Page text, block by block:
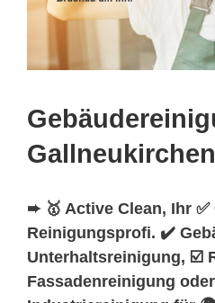
Gallneukirchen
➨ 🥇 Active Clean, Ihr
Reinigungsprofi. ✔️
Unterhaltsreinigung, ☑️
Fassadenreinigung